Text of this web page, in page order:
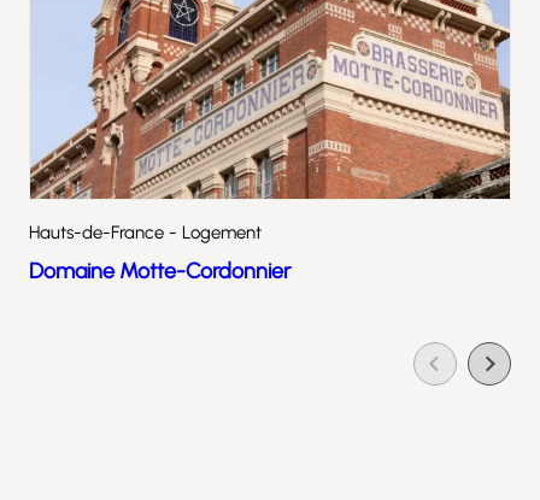
Hauts-de-France - Logement
Domaine Motte-Cordonnier